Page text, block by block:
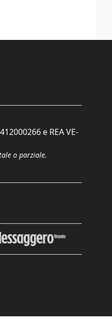
e REA VE-
o parziale.